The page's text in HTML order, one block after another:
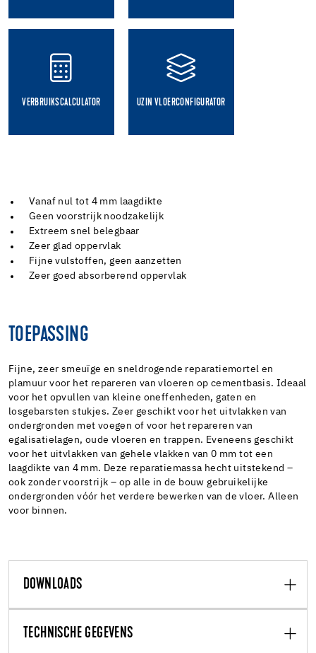
VERBRUIKSCALCULATOR UZIN VLOERCONFIGURATOR
Vanaf nul tot 4 mm laagdikte
Geen voorstrijk noodzakelijk
Extreem snel belegbaar
Zeer glad oppervlak
Fijne vulstoffen, geen aanzetten
Zeer goed absorberend oppervlak
TOEPASSING
Fijne, zeer smeuïge en sneldrogende reparatiemortel en
plamuur voor het repareren van vloeren op cementbasis. Ideaal
voor het opvullen van kleine oneffenheden, gaten en
losgebarsten stukjes. Zeer geschikt voor het uitvlakken van
ondergronden met voegen of voor het repareren van
egalisatielagen, oude vloeren en trappen. Eveneens geschikt
voor het uitvlakken van gehele vlakken van 0 mm tot een
laagdikte van 4 mm. Deze reparatiemassa hecht uitstekend –
ook zonder voorstrijk – op alle in de bouw gebruikelijke
ondergronden vóór het verdere bewerken van de vloer. Alleen
voor binnen.
DOWNLOADS
TECHNISCHE GEGEVENS